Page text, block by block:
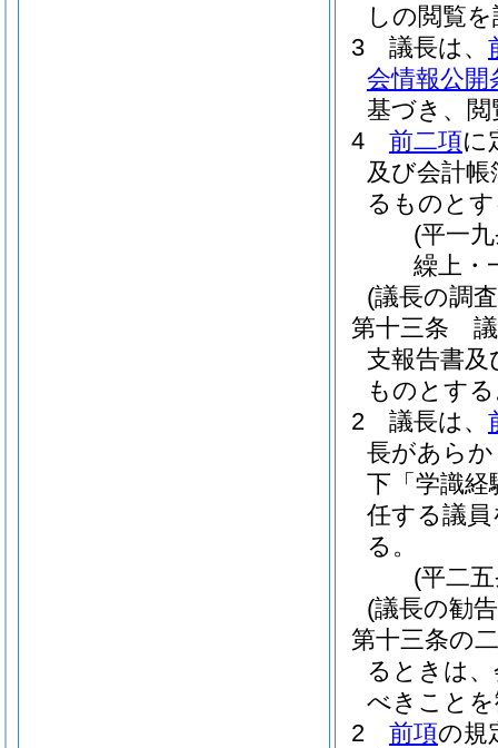
しの閲覧
3
議長は、
会情報公開
基づき、
4
前二項に
及び会計
るものと
(平一
繰上・
(議長の調
第十三条
支報告書
ものとす
2
議長は、
長があら
下「学識経
任する議
る。
(平二
(議長の勧
第十三条の二
るときは
べきこと
2
前項の規